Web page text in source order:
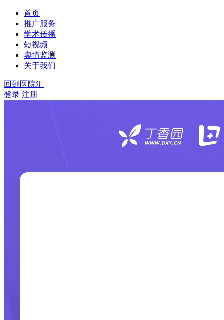
首页
推广服务
学术传播
短视频
舆情监测
关于我们
回到医院汇
登录 注册